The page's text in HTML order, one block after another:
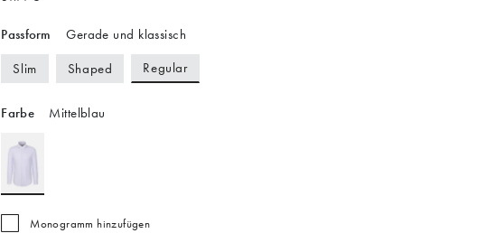
Passform Gerade und klassisch
Slim Shaped Regular
Farbe Mittelblau
Monogramm hinzufügen